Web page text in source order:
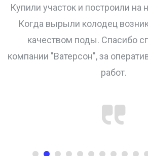
Купили участок и построили
Когда вырыли колодец
качеством поды. Спасибо
компании "Ватерсон", за
работ.